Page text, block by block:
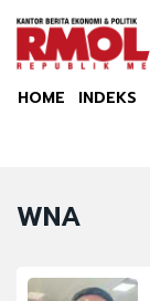
HOME INDEKS
WNA